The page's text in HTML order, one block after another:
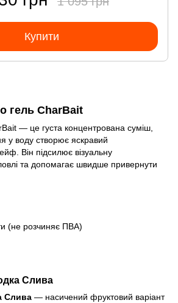
Купити
гель CharBait
— це густа концентрована суміш,
у воду створює яскравий
Він підсилює візуальну
та допомагає швидше привернути
(не розчиняє ПВА)
Слива
Слива — насичений фруктовий варіант